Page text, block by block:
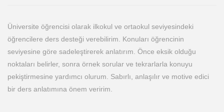
Üniversite öğrencisi olarak ilkokul ve ortaokul seviyesindeki
öğrencilere ders desteği verebilirim. Konuları öğrencinin
seviyesine göre sadeleştirerek anlatırım. Önce eksik olduğu
noktaları belirler, sonra örnek sorular ve tekrarlarla konuyu
pekiştirmesine yardımcı olurum. Sabırlı, anlaşılır ve motive edici
bir ders anlatımına önem veririm.